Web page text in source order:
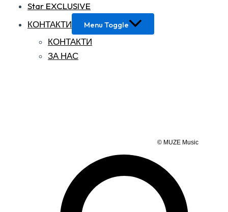
Star EXCLUSIVE
КОНТАКТИ
Menu Toggle
КОНТАКТИ
ЗА НАС
© MUZE Music